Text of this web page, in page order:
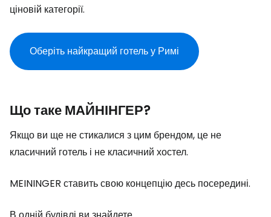
ціновій категорії.
Оберіть найкращий готель у Римі
Що таке МАЙНІНГЕР?
Якщо ви ще не стикалися з цим брендом, це не
класичний готель і не класичний хостел.
MEININGER ставить свою концепцію десь посередині.